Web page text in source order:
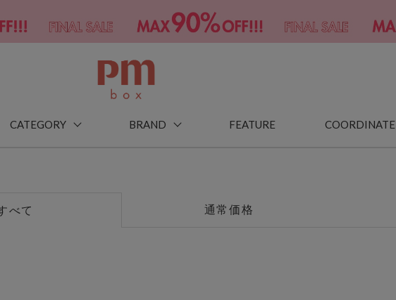
CATEGORY BRAND FEATURE COORDINATE
べて 通常価格